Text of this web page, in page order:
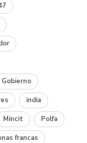
Gobierno
india
Mincit Polfa
francas